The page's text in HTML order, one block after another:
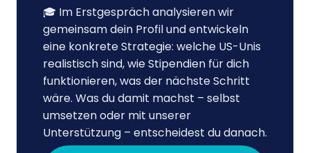
🎓 Im Erstgespräch analysieren wir
gemeinsam dein Profil und entwickeln
eine konkrete Strategie: welche US-Unis
realistisch sind, wie Stipendien für dich
funktionieren, was der nächste Schritt
wäre. Was du damit machst – selbst
umsetzen oder mit unserer
Unterstützung – entscheidest du danach.